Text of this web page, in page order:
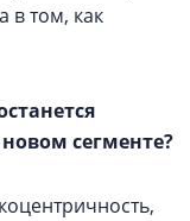
в том, как
сегменте?